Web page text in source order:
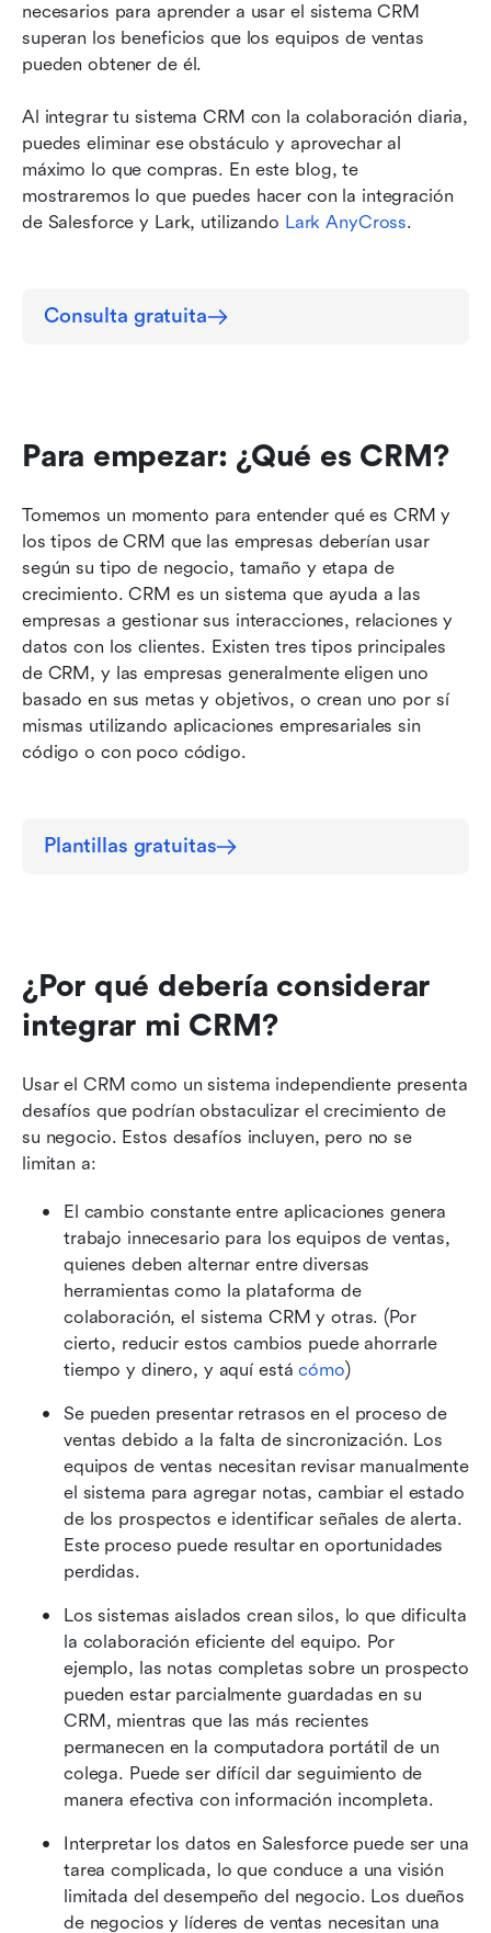
necesarios para aprender a usar el sistema CRM
superan los beneficios que los equipos de ventas
pueden obtener de él.
Al integrar tu sistema CRM con la colaboración diaria,
puedes eliminar ese obstáculo y aprovechar al
máximo lo que compras. En este blog, te
mostraremos lo que puedes hacer con la integración
de Salesforce y Lark, utilizando Lark AnyCross.
Consulta gratuita
Para empezar: ¿Qué es CRM?
Tomemos un momento para entender qué es CRM y
los tipos de CRM que las empresas deberían usar
según su tipo de negocio, tamaño y etapa de
crecimiento. CRM es un sistema que ayuda a las
empresas a gestionar sus interacciones, relaciones y
datos con los clientes. Existen tres tipos principales
de CRM, y las empresas generalmente eligen uno
basado en sus metas y objetivos, o crean uno por sí
mismas utilizando aplicaciones empresariales sin
código o con poco código.
Plantillas gratuitas
¿Por qué debería considerar
integrar mi CRM?
Usar el CRM como un sistema independiente presenta
desafíos que podrían obstaculizar el crecimiento de
su negocio. Estos desafíos incluyen, pero no se
limitan a:
El cambio constante entre aplicaciones genera
trabajo innecesario para los equipos de ventas,
quienes deben alternar entre diversas
herramientas como la plataforma de
colaboración, el sistema CRM y otras. (Por
cierto, reducir estos cambios puede ahorrarle
tiempo y dinero, y aquí está cómo)
Se pueden presentar retrasos en el proceso de
ventas debido a la falta de sincronización. Los
equipos de ventas necesitan revisar manualmente
el sistema para agregar notas, cambiar el estado
de los prospectos e identificar señales de alerta.
Este proceso puede resultar en oportunidades
perdidas.
Los sistemas aislados crean silos, lo que dificulta
la colaboración eficiente del equipo. Por
ejemplo, las notas completas sobre un prospecto
pueden estar parcialmente guardadas en su
CRM, mientras que las más recientes
permanecen en la computadora portátil de un
colega. Puede ser difícil dar seguimiento de
manera efectiva con información incompleta.
Interpretar los datos en Salesforce puede ser una
tarea complicada, lo que conduce a una visión
limitada del desempeño del negocio. Los dueños
de negocios y líderes de ventas necesitan una
5. Ya no más “¿cuál es la contraseña?”
Conclusión